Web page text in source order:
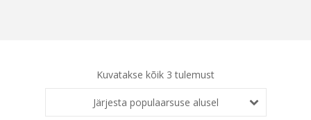
Kuvatakse kõik 3 tulemust
Järjesta populaarsuse alusel